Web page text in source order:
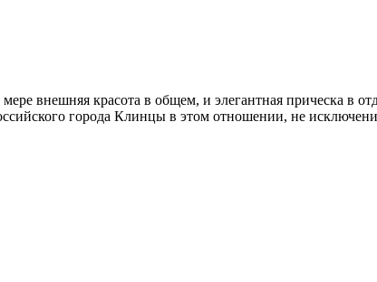
внешняя красота в общем, и элегантная прическа в
города Клинцы в этом отношении, не